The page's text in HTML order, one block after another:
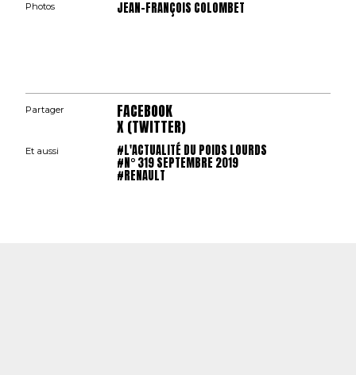
Photos JEAN-FRANÇOIS COLOMBET
Partager FACEBOOK
X (TWITTER)
Et aussi #L'ACTUALITÉ DU POIDS LOURDS
#N° 319 SEPTEMBRE 2019
#RENAULT